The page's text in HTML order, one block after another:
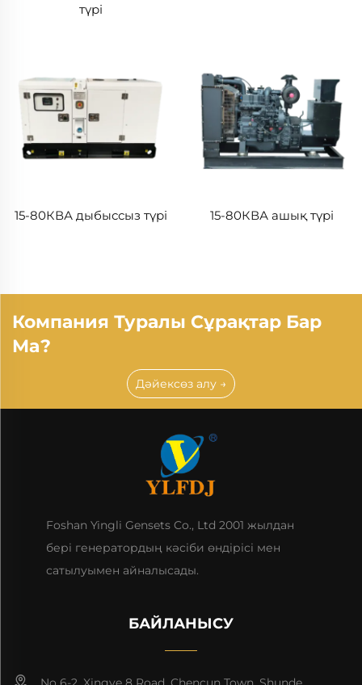
түрі
15-80КВА дыбыссыз түрі 15-80КВА ашық түрі
Компания Туралы Сұрақтар Бар
Ма?
Дәйексөз алу →
Foshan Yingli Gensets Co., Ltd 2001 жылдан
бері генератордың кәсіби өндірісі мен
сатылуымен айналысады.
БАЙЛАНЫСУ